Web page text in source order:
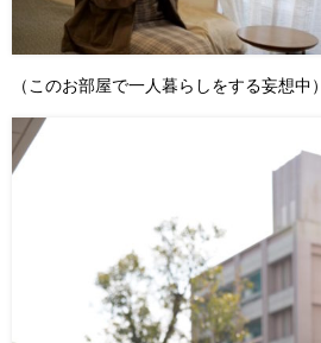
（このお部屋で一人暮らしをする妄想中）